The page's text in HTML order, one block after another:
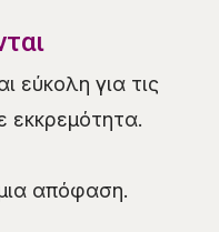
εύκολη για τις
εκκρεμότητα.
απόφαση.